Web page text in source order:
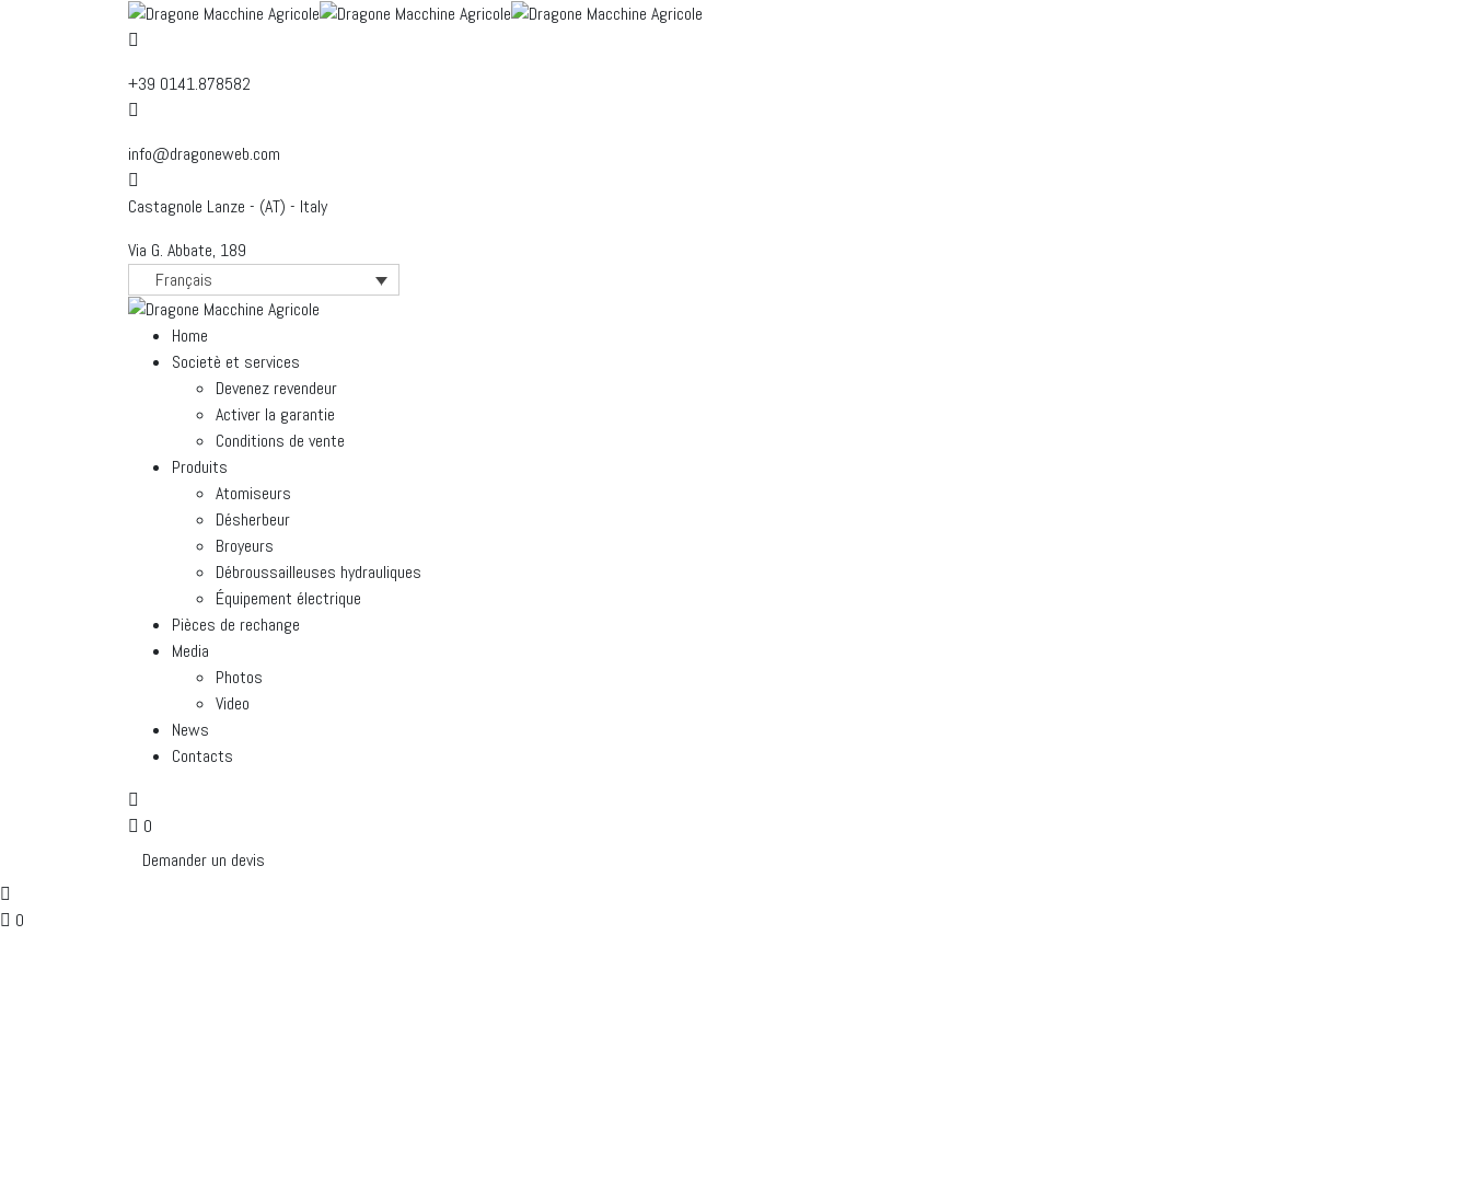
+39 0141.878582
info@dragoneweb.com
Castagnole Lanze - (AT) - Italy
Via G. Abbate, 189
Français
Home
Societè et services
Devenez revendeur
Activer la garantie
Conditions de vente
Produits
Atomiseurs
Désherbeur
Broyeurs
Débroussailleuses hydrauliques
Équipement électrique
Pièces de rechange
Media
Photos
Video
News
Contacts
0
Demander un devis
0